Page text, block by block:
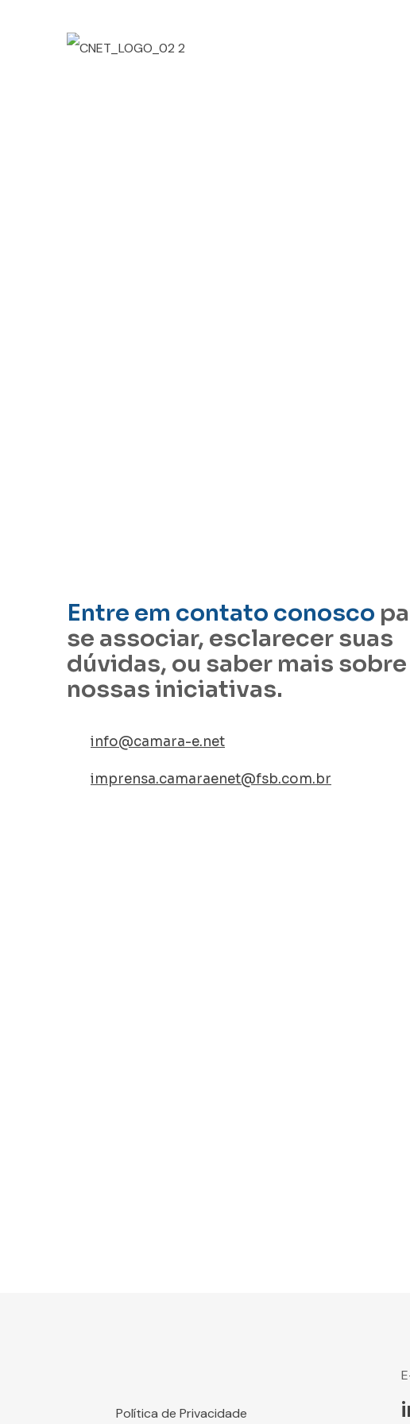
Entre em contato conosco
se associar, esclarecer suas
dúvidas, ou saber mais sobre
nossas iniciativas.
info@camara-e.net
imprensa.camaraenet@fsb.com.br
Política de Privacidade